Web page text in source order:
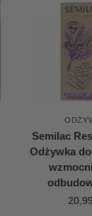
Semilac
Odżywka
20,99